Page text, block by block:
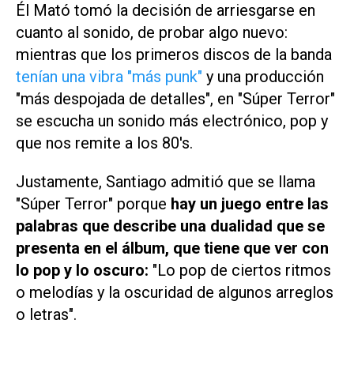
Él Mató tomó la decisión de arriesgarse en
cuanto al sonido, de probar algo nuevo:
mientras que los primeros discos de la banda
tenían una vibra "más punk" y una producción
"más despojada de detalles", en "Súper Terror"
se escucha un sonido más electrónico, pop y
que nos remite a los 80's.
Justamente, Santiago admitió que se llama
"Súper Terror" porque hay un juego entre las
palabras que describe una dualidad que se
presenta en el álbum, que tiene que ver con
lo pop y lo oscuro: "Lo pop de ciertos ritmos
o melodías y la oscuridad de algunos arreglos
o letras".